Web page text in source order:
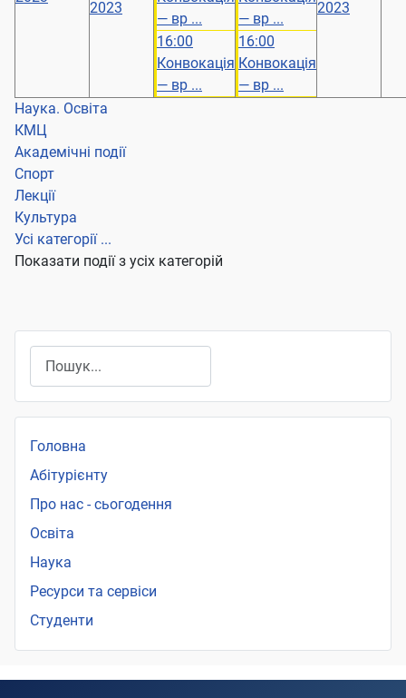
2023
— вр ...
16:00
Конвокація
— вр ...
— вр ...
16:00
Конвокація
— вр ...
2023
Наука. Освіта
КМЦ
Академічні події
Спорт
Лекції
Культура
Усі категорії ...
Показати події з усіх категорій
Головна
Абітурієнту
Про нас - сьогодення
Освіта
Наука
Ресурси та сервіси
Студенти